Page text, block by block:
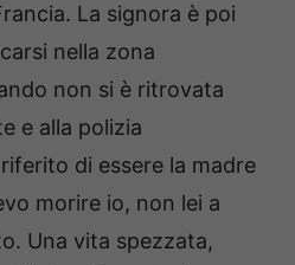
La signora è poi
nella zona
non si è ritrovata
e alla polizia
di essere la madre
morire io, non lei a
Una vita spezzata,